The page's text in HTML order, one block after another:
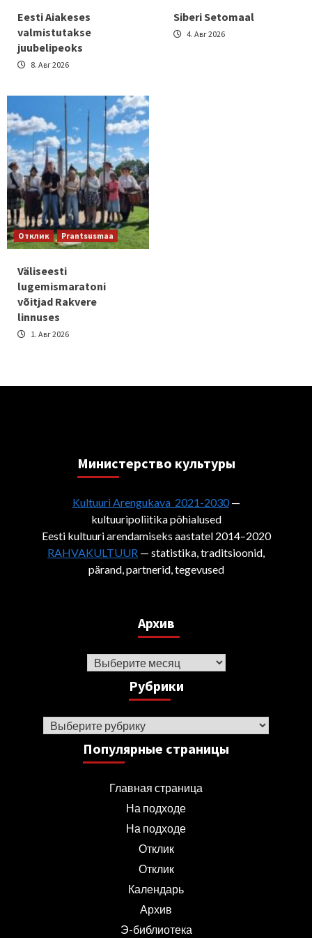
Eesti Aiakeses
valmistutakse
juubelipeoks
8. Авг 2026
Siberi Setomaal
4. Авг 2026
Отклик Prantsusmaa
Väliseesti
lugemismaratoni
võitjad Rakvere
linnuses
1. Авг 2026
Министерствo культуры
Kultuuri Arengukava 2021-2030—
kultuuripoliitika põhialused
Eesti kultuuri arendamiseks aastatel 2014–2020
RAHVAKULTUUR — statistika, traditsioonid,
pärand, partnerid, tegevused
Архив
Архив
Рубрики
Рубрики
Популярные страницы
Главная страница
На подходе
На подходе
Отклик
Отклик
Календарь
Архив
Э-библиотека